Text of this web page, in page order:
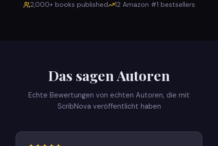
2,000+ books published
12 Amazon #1 bestsellers
Das sagen Autoren
Echte Bewertungen von echten Autoren, die mit
ScribNova veröffentlicht haben